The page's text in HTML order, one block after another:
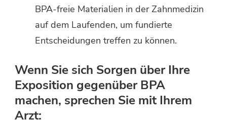
BPA-freie Materialien in der Zahnmedizin
auf dem Laufenden, um fundierte
Entscheidungen treffen zu können.
Wenn Sie sich Sorgen über Ihre
Exposition gegenüber BPA
machen, sprechen Sie mit Ihrem
Arzt: